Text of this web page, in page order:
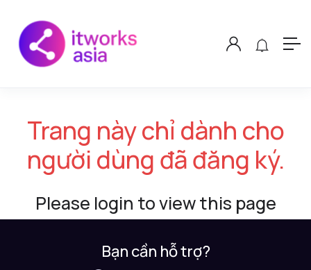
Trang này chỉ dành cho
người dùng đã đăng ký.
Please login to view this page
Bạn cần hỗ trợ?